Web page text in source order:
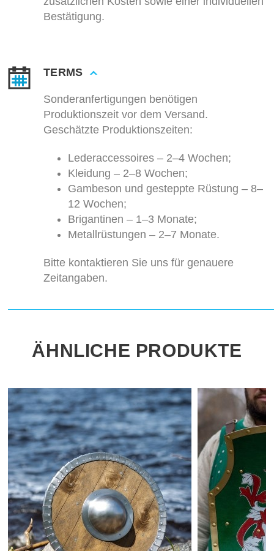
Bestätigung.
TERMS
Sonderanfertigungen benötigen
Produktionszeit vor dem Versand.
Geschätzte Produktionszeiten:
Lederaccessoires – 2–4 Wochen;
Kleidung – 2–8 Wochen;
Gambeson und gesteppte Rüstung – 8–
12 Wochen;
Brigantinen – 1–3 Monate;
Metallrüstungen – 2–7 Monate.
Bitte kontaktieren Sie uns für genauere
Zeitangaben.
ÄHNLICHE PRODUKTE